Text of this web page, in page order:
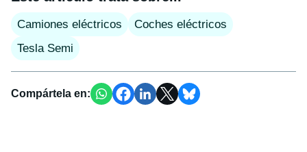
Camiones eléctricos
Coches eléctricos
Tesla Semi
Compártela en: